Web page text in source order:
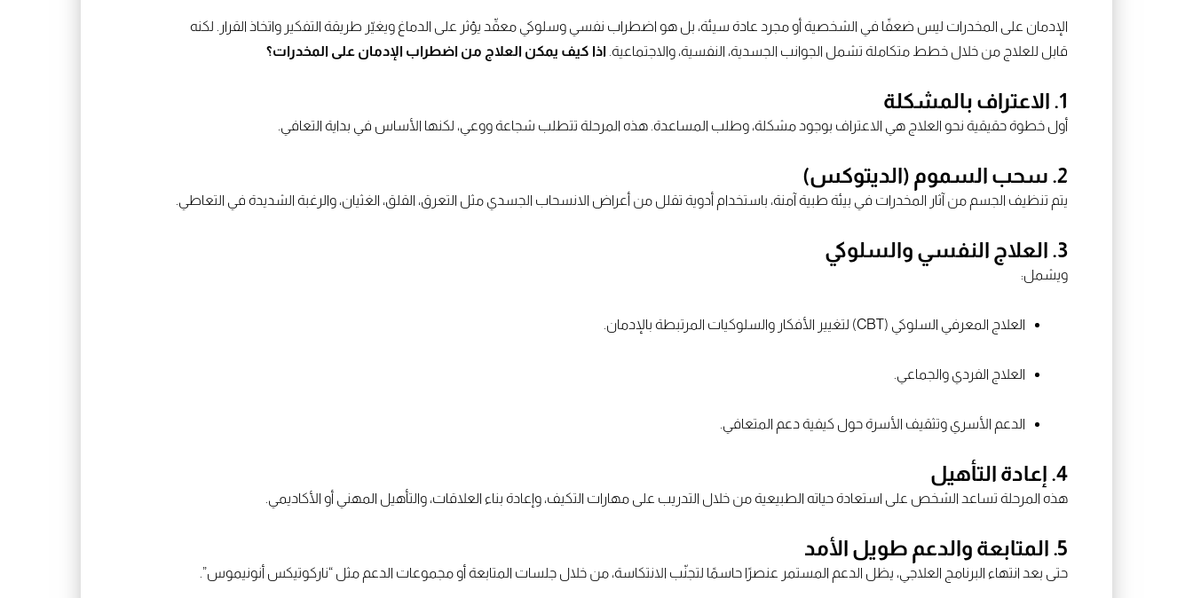
الإدمان على المخدرات ليس ضعفًا في الشخصية أو مجرد عادة سيئة، بل هو اضطراب نفسي وسلوكي معقّد يؤثر على الدماغ ويغيّر طريقة التفكير واتخاذ القرار. لكنه
قابل للعلاج من خلال خطط متكاملة تشمل الجوانب الجسدية، النفسية، والاجتماعية. اذا كيف يمكن العلاج من اضطراب الإدمان على المخدرات؟
1. الاعتراف بالمشكلة
أول خطوة حقيقية نحو العلاج هي الاعتراف بوجود مشكلة، وطلب المساعدة. هذه المرحلة تتطلب شجاعة ووعي، لكنها الأساس في بداية التعافي.
2. سحب السموم (الديتوكس)
يتم تنظيف الجسم من آثار المخدرات في بيئة طبية آمنة، باستخدام أدوية تقلل من أعراض الانسحاب الجسدي مثل التعرق، القلق، الغثيان، والرغبة الشديدة في التعاطي.
3. العلاج النفسي والسلوكي
ويشمل:
العلاج المعرفي السلوكي (CBT) لتغيير الأفكار والسلوكيات المرتبطة بالإدمان.
العلاج الفردي والجماعي.
الدعم الأسري وتثقيف الأسرة حول كيفية دعم المتعافي.
4. إعادة التأهيل
هذه المرحلة تساعد الشخص على استعادة حياته الطبيعية من خلال التدريب على مهارات التكيف، وإعادة بناء العلاقات، والتأهيل المهني أو الأكاديمي.
5. المتابعة والدعم طويل الأمد
حتى بعد انتهاء البرنامج العلاجي، يظل الدعم المستمر عنصرًا حاسمًا لتجنّب الانتكاسة، من خلال جلسات المتابعة أو مجموعات الدعم مثل “ناركوتيكس أنونيموس”.